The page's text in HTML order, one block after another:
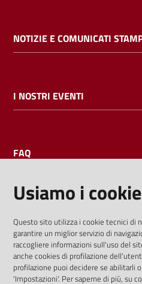
NOTIZIE E COMUNICATI
I NOSTRI EVENTI
FAQ
I dati personali pubblicati sono
previste dalla direttiva
36/2006
Usiamo i cookie
Questo sito utilizza i cookie tecnici di
garantire un miglior servizio di
raccogliere informazioni sull'uso del
anche cookies di profilazione
profilazione puoi decidere se abilitarli
'Impostazioni'. Per saperne di più, su